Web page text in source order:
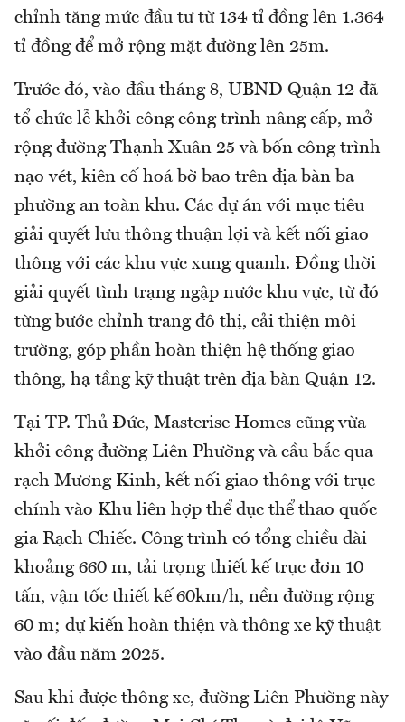
chỉnh tăng mức đầu tư từ 134 tỉ đồng lên 1.364
tỉ đồng để mở rộng mặt đường lên 25m.
Trước đó, vào đầu tháng 8, UBND Quận 12 đã
tổ chức lễ khởi công công trình nâng cấp, mở
rộng đường Thạnh Xuân 25 và bốn công trình
nạo vét, kiên cố hoá bờ bao trên địa bàn ba
phường an toàn khu. Các dự án với mục tiêu
giải quyết lưu thông thuận lợi và kết nối giao
thông với các khu vực xung quanh. Đồng thời
giải quyết tình trạng ngập nước khu vực, từ đó
từng bước chỉnh trang đô thị, cải thiện môi
trường, góp phần hoàn thiện hệ thống giao
thông, hạ tầng kỹ thuật trên địa bàn Quận 12.
Tại TP. Thủ Đức, Masterise Homes cũng vừa
khởi công đường Liên Phường và cầu bắc qua
rạch Mương Kinh, kết nối giao thông với trục
chính vào Khu liên hợp thể dục thể thao quốc
gia Rạch Chiếc. Công trình có tổng chiều dài
khoảng 660 m, tải trọng thiết kế trục đơn 10
tấn, vận tốc thiết kế 60km/h, nền đường rộng
60 m; dự kiến hoàn thiện và thông xe kỹ thuật
vào đầu năm 2025.
Sau khi được thông xe, đường Liên Phường này